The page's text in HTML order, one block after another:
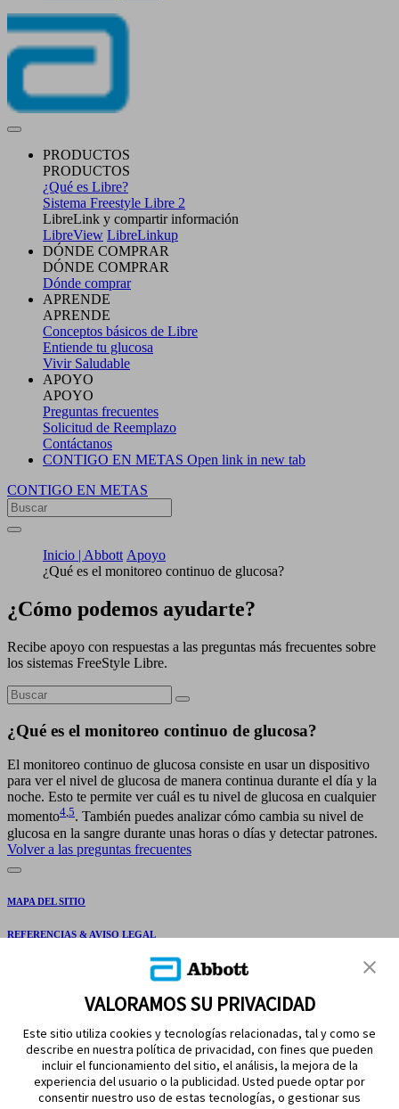
PRODUCTOS
PRODUCTOS
¿Qué es Libre?
Sistema Freestyle Libre 2
LibreLink y compartir información
LibreView LibreLinkup
DÓNDE COMPRAR
DÓNDE COMPRAR
Dónde comprar
APRENDE
APRENDE
Conceptos básicos de Libre
Entiende tu glucosa
Vivir Saludable
APOYO
APOYO
Preguntas frecuentes
Solicitud de Reemplazo
Contáctanos
CONTIGO EN METAS Open link in new tab
CONTIGO EN METAS
Inicio | Abbott Apoyo
¿Qué es el monitoreo continuo de glucosa?
¿Cómo podemos ayudarte?
Recibe apoyo con respuestas a las preguntas más frecuentes sobre
los sistemas FreeStyle Libre.
¿Qué es el monitoreo continuo de glucosa?
El monitoreo continuo de glucosa consiste en usar un dispositivo
para ver el nivel de glucosa de manera continua durante el día y la
noche. Esto te permite ver cuál es tu nivel de glucosa en cualquier
momento4,5. También puedes analizar cómo cambia su nivel de
glucosa en la sangre durante unas horas o días y detectar patrones.
Volver a las preguntas frecuentes
MAPA DEL SITIO
REFERENCIAS & AVISO LEGAL
VALORAMOS SU PRIVACIDAD
Este sitio utiliza cookies y tecnologías relacionadas, tal y como se
describe en nuestra política de privacidad, con fines que pueden
incluir el funcionamiento del sitio, el análisis, la mejora de la
experiencia del usuario o la publicidad. Usted puede optar por
consentir nuestro uso de estas tecnologías, o gestionar sus